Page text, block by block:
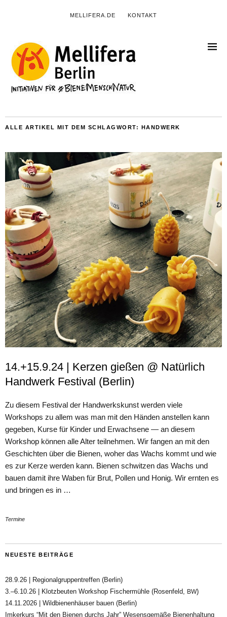
MELLIFERA.DE KONTAKT
ALLE ARTIKEL MIT DEM SCHLAGWORT: HANDWERK
14.+15.9.24 | Kerzen gießen @ Natürlich
Handwerk Festival (Berlin)
Zu diesem Festival der Handwerkskunst werden viele
Workshops zu allem was man mit den Händen anstellen kann
gegeben, Kurse für Kinder und Erwachsene — an diesem
Workshop können alle Alter teilnehmen. Wir fangen an mit den
Geschichten über die Bienen, woher das Wachs kommt und wie
es zur Kerze werden kann. Bienen schwitzen das Wachs und
bauen damit ihre Waben für Brut, Pollen und Honig. Wir ernten es
und bringen es in …
Termine
NEUESTE BEITRÄGE
28.9.26 | Regionalgruppentreffen (Berlin)
3.–6.10.26 | Klotzbeuten Workshop Fischermühle (Rosenfeld,
BW)
14.11.2026 | Wildbienenhäuser bauen (Berlin)
Imkerkurs “Mit den Bienen durchs Jahr” Wesensgemäße Bienenhaltung